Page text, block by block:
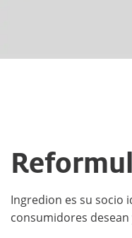
Ingredion es su socio
consumidores